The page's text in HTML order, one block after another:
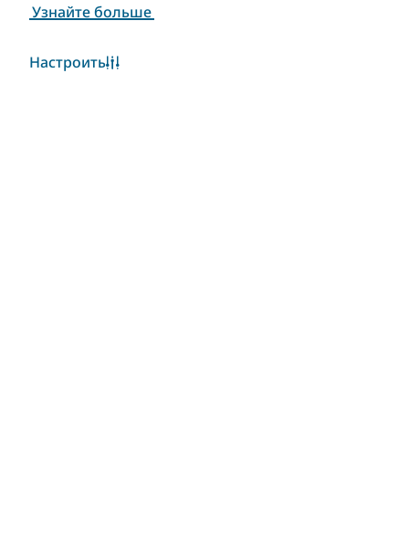
Узнайте больше
Настроить